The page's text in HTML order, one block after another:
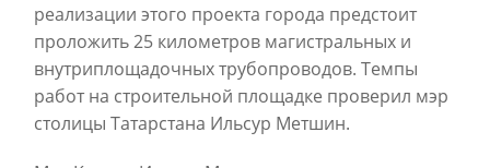
реализации этого проекта города предстоит
проложить 25 километров магистральных и
внутриплощадочных трубопроводов. Темпы
работ на строительной площадке проверил мэр
столицы Татарстана Ильсур Метшин.